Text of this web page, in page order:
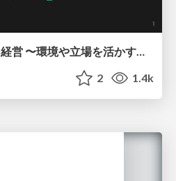
成功を追わない起業と経営 〜環境や立場を活かす戦略（Homing 2026）
2 1.4k